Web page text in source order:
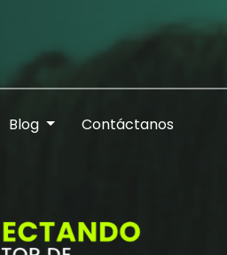
Blog Contáctanos